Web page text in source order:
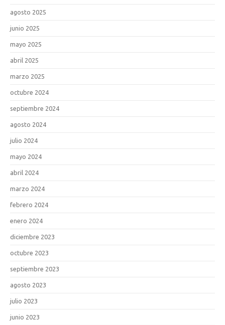
agosto 2025
junio 2025
mayo 2025
abril 2025
marzo 2025
octubre 2024
septiembre 2024
agosto 2024
julio 2024
mayo 2024
abril 2024
marzo 2024
febrero 2024
enero 2024
diciembre 2023
octubre 2023
septiembre 2023
agosto 2023
julio 2023
junio 2023